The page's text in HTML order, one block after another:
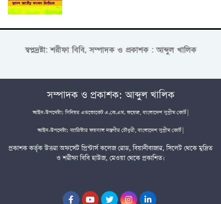
স্বপ্নদ্রষ্টা: শরীফা বিবি, সম্পাদক ও প্রকাশক : আব্দুল খালিক
সম্পাদক ও প্রকাশক: আব্দুল খালিক
আইন-উপদেষ্টা: সিনিয়র এডভোকেট এ.কে.এম. ফয়েজ, বাংলাদেশ সুপ্রীম কোর্ট |
আইন-উপদেষ্টা: ব্যারিস্টার ফয়সাল দস্তগীর চৌধুরী, বাংলাদেশ সুপ্রীম কোর্ট |
প্রকাশক কর্তৃক উত্তরা অফসেট প্রিন্টার্স কলেজ রোড, বিয়ানীবাজার, সিলেট থেকে মুদ্রিত
ও শরীফা বিবি হাউজ, মেওয়া থেকে প্রকাশিত।